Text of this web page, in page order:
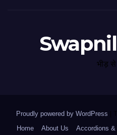
भीड़ से
Proudly powered by WordPress
Home
About Us Accordions &